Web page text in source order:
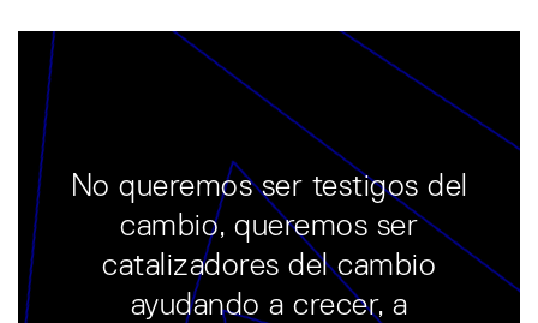
No queremos ser testigos del
cambio, queremos ser
catalizadores del cambio
ayudando a crecer, a